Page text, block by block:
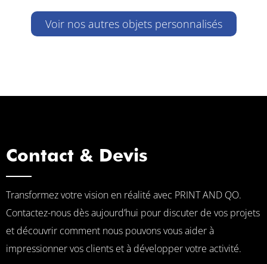
Voir nos autres objets personnalisés
Contact & Devis
Transformez votre vision en réalité avec PRINT AND QO.
Contactez-nous dès aujourd’hui pour discuter de vos projets
et découvrir comment nous pouvons vous aider à
impressionner vos clients et à développer votre activité.